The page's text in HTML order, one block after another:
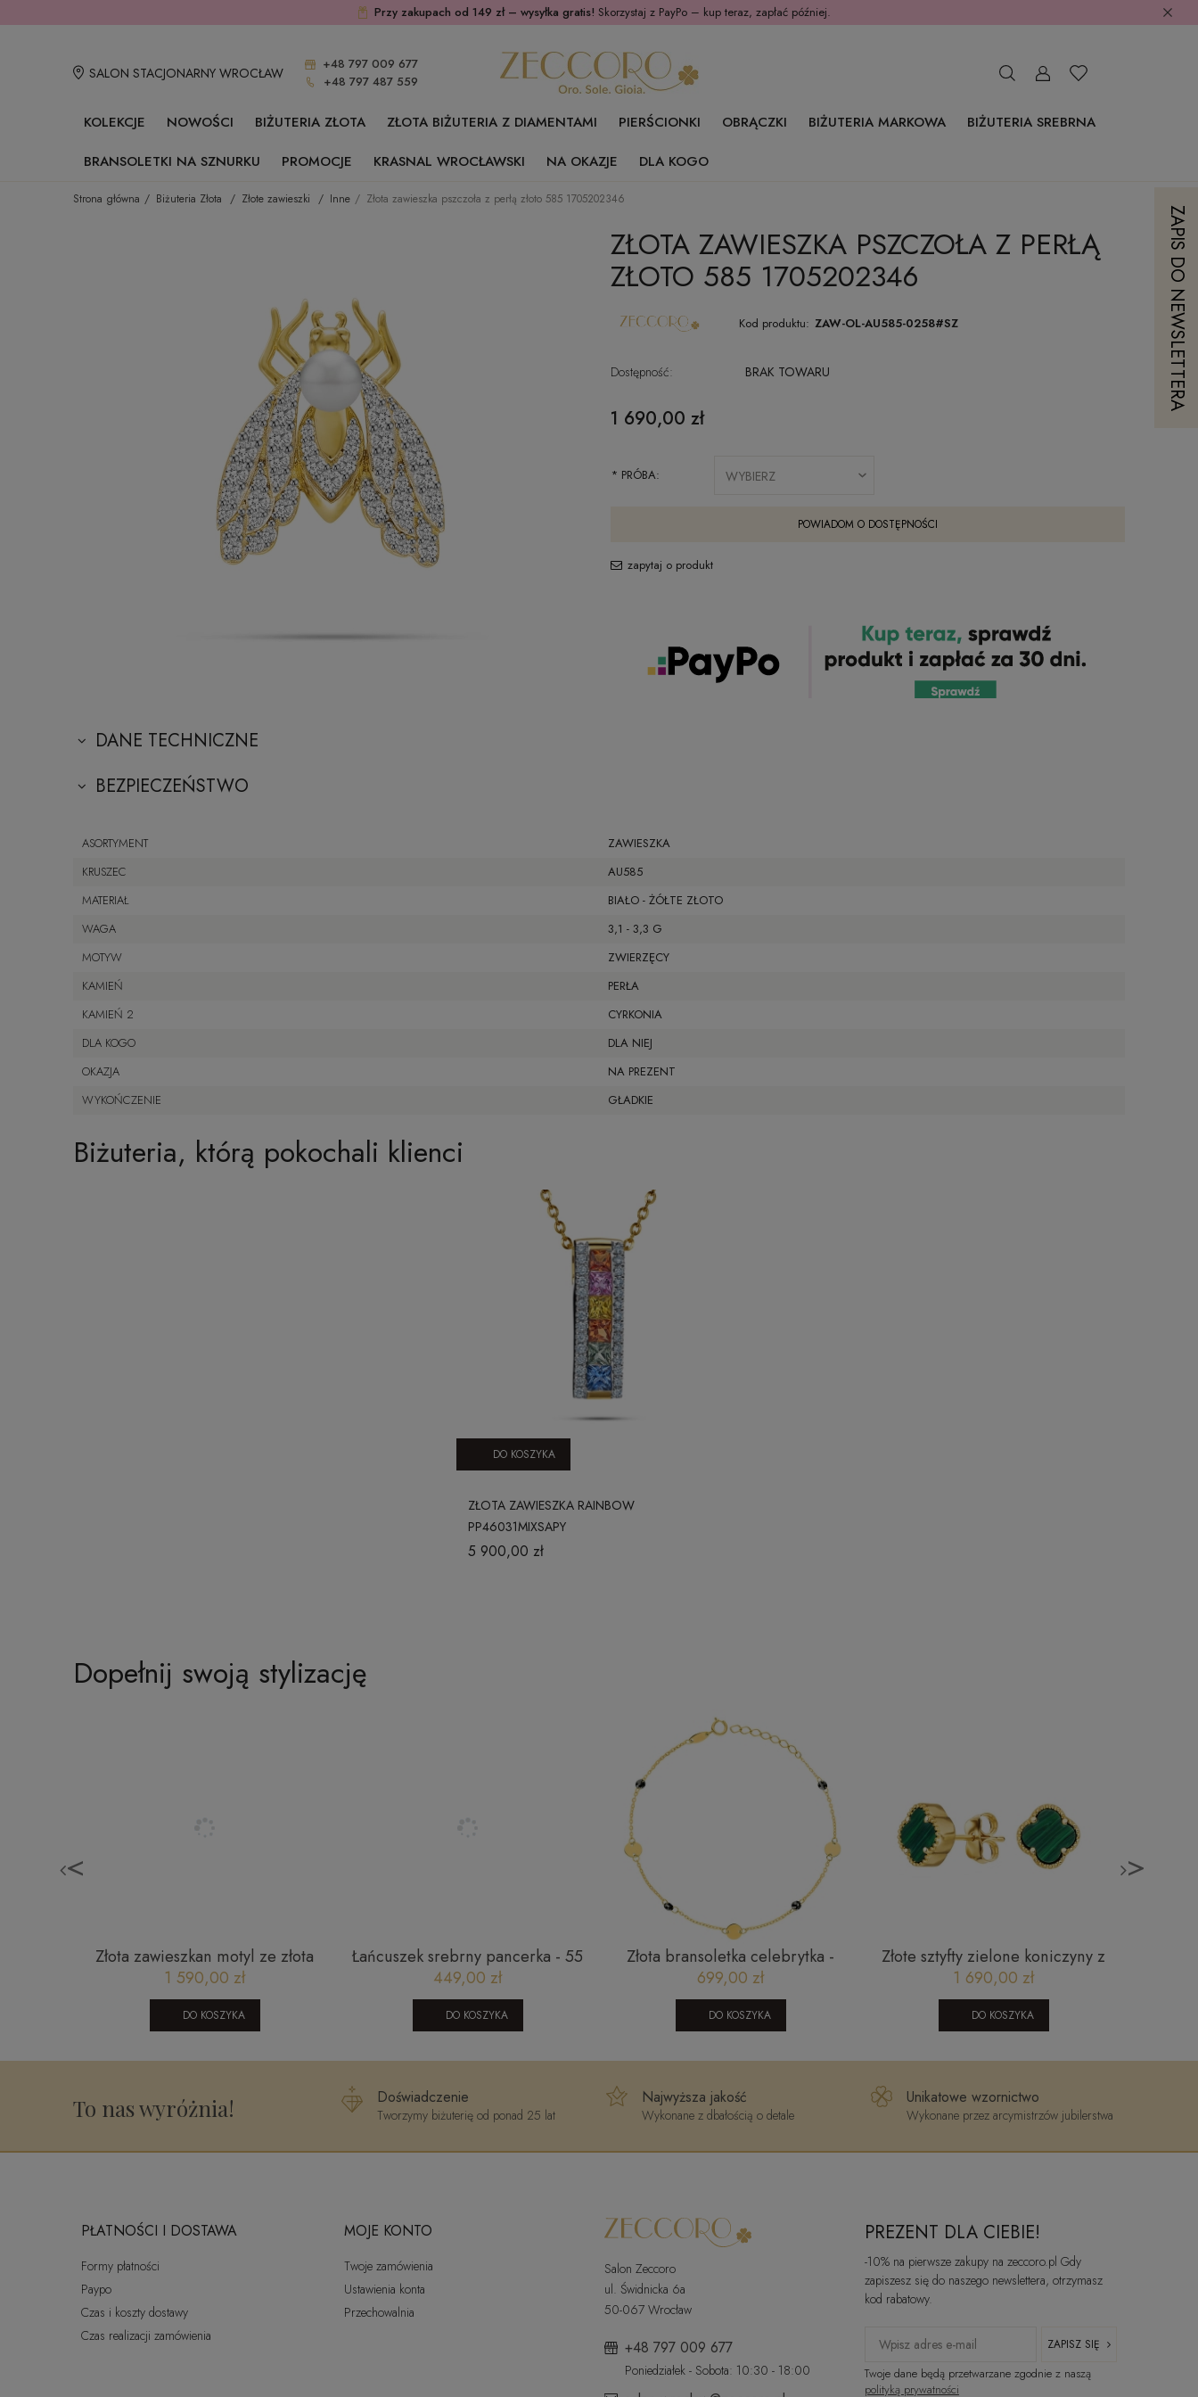
Przy zakupach od 149 zł – wysyłka gratis! Skorzystaj z PayPo – kup teraz, zapłać później.
SALON STACJONARNY WROCŁAW
+48 797 009 677
+48 797 487 559
KOLEKCJE NOWOŚCI BIŻUTERIA ZŁOTA ZŁOTA BIŻUTERIA Z DIAMENTAMI PIERŚCIONKI OBRĄCZKI BIŻUTERIA MARKOWA
BIŻUTERIA SREBRNA
BRANSOLETKI NA SZNURKU
PROMOCJE KRASNAL WROCŁAWSKI NA OKAZJE DLA KOGO
Strona główna Biżuteria Złota Złote zawieszki Inne Złota zawieszka pszczoła z perłą złoto 585 1705202346
ZŁOTA ZAWIESZKA PSZCZOŁA Z PERŁĄ
ZŁOTO 585 1705202346
Kod produktu: ZAW-OL-AU585-0258#SZ
Dostępność: BRAK TOWARU
1 690,00 zł
* PRÓBA:
POWIADOM O DOSTĘPNOŚCI
zapytaj o produkt
DANE TECHNICZNE
BEZPIECZEŃSTWO
ASORTYMENT
ZAWIESZKA
KRUSZEC
AU585
MATERIAŁ
BIAŁO - ŻÓŁTE ZŁOTO
WAGA
3,1 - 3,3 G
MOTYW
ZWIERZĘCY
KAMIEŃ
PERŁA
KAMIEŃ 2
CYRKONIA
DLA KOGO
DLA NIEJ
OKAZJA
NA PREZENT
WYKOŃCZENIE
GŁADKIE
Biżuteria, którą pokochali klienci
ZŁOTA ZAWIESZKA RAINBOW
PP46031MIXSAPY
5 900,00 zł
DO KOSZYKA
Dopełnij swoją stylizację
<
Złota zawieszkan motyl ze złota
585 23052023117
1 590,00 zł
DO KOSZYKA
Łańcuszek srebrny pancerka - 55
cm rodowany SW-T-B04-TEC-
IRL00A4
449,00 zł
DO KOSZYKA
Złota bransoletka celebrytka -
gładkie kółko z fasetowanymi
cyrkoniami złoto 585
699,00 zł
DO KOSZYKA
Złote sztyfty zielone koniczyny z
malachitem 221220231C2
1 690,00 zł
DO KOSZYKA
>
To nas wyróżnia! Doświadczenie
Tworzymy biżuterię od ponad 25 lat
Najwyższa jakość
Wykonane z dbałością o detale
Unikatowe wzornictwo
Wykonane przez arcymistrzów jubilerstwa
ZAPIS DO NEWSLETTERA
PŁATNOŚCI I DOSTAWA
Formy płatności
Paypo
Czas i koszty dostawy
Czas realizacji zamówienia
MOJE KONTO
Twoje zamówienia
Ustawienia konta
Przechowalnia
Salon Zeccoro
ul. Świdnicka 6a
50-067 Wrocław
+48 797 009 677
Poniedziałek - Sobota: 10:30 - 18:00
PREZENT DLA CIEBIE!
-10% na pierwsze zakupy na zeccoro.pl Gdy
zapiszesz się do naszego newslettera, otrzymasz
kod rabatowy.
ZAPISZ SIĘ
Twoje dane będą przetwarzane zgodnie z naszą
polityką prywatności